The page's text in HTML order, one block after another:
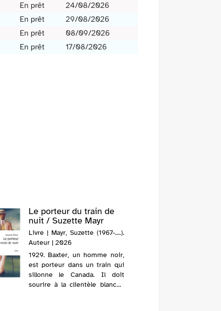
En prêt
24/08/2026
En prêt
29/08/2026
En prêt
08/09/2026
En prêt 17/08/2026
Le porteur du train de
nuit / Suzette Mayr
Livre | Mayr, Suzette (1967-....).
Auteur | 2026
1929. Baxter, un homme noir,
est porteur dans un train qui
sillonne le Canada. Il doit
sourire à la clientèle blanche